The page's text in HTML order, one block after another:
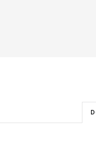
Ř
a